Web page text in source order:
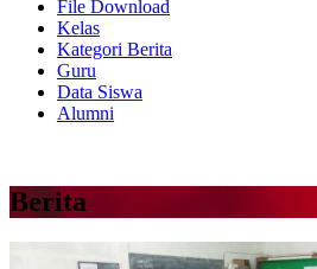
File Download
Kelas
Kategori Berita
Guru
Data Siswa
Alumni
Berita